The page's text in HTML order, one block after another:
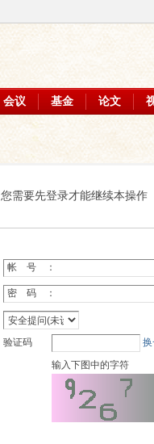
会议 基金 论文
您需要先登录才能继续本操作
帐 号 ：
密 码 ：
验证码
输入下图中的字符